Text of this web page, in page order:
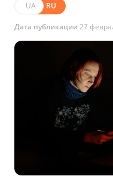
UA RU
Дата публикации 27